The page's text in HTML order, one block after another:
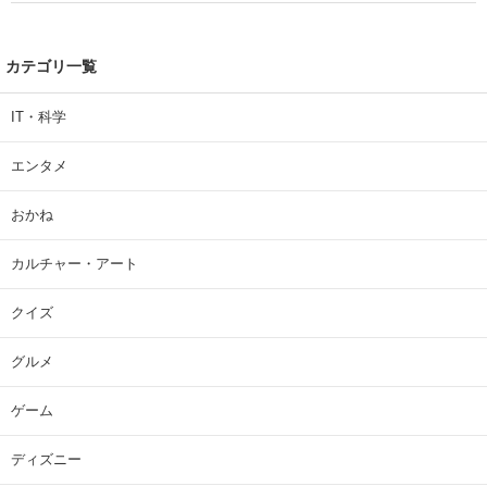
カテゴリ一覧
IT・科学
エンタメ
おかね
カルチャー・アート
クイズ
グルメ
ゲーム
ディズニー